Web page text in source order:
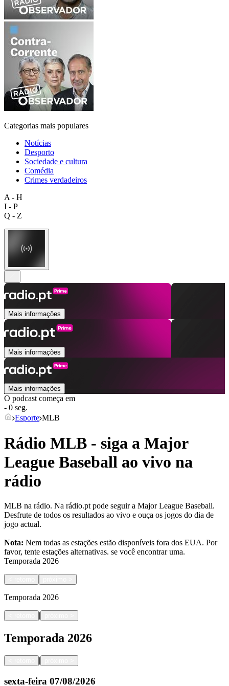
Categorias mais populares
Notícias
Desporto
Sociedade e cultura
Comédia
Crimes verdadeiros
A - H
I - P
Q - Z
Mais informações
Mais informações
Mais informações
O podcast começa em
- 0 seg.
Esporte MLB
Rádio MLB - siga a Major
League Baseball ao vivo na
rádio
MLB na rádio. Na rádio.pt pode seguir a Major League Baseball.
Desfrute de todos os resultados ao vivo e ouça os jogos do dia de
jogo actual.
Nota: Nem todas as estações estão disponíveis fora dos EUA. Por
favor, tente estações alternativas. se você encontrar uma.
Temporada 2026
Temporada 2026
|
Temporada 2026
|
sexta-feira 07/08/2026